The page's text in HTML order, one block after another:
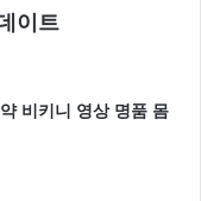
이트
비키니 영상 명품 몸